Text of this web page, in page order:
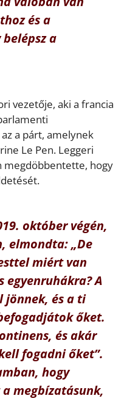
és a
a
vezetője, aki a francia
a párt, amelynek
Le Pen. Leggeri
megdöbbentette, hogy
október végén,
elmondta: „De
miért van
egyenruhákra? A
jönnek, és a ti
őket.
és akár
fogadni őket”.
hogy
megbízatásunk,